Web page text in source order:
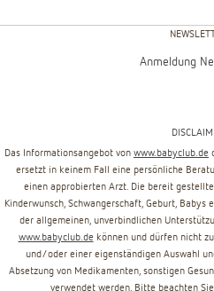
Anmeldung
Das Informationsangebot von www.babyclub.de
ersetzt in keinem Fall eine persönliche
einen approbierten Arzt. Die bereit
Kinderwunsch, Schwangerschaft, Geburt, Babys
der allgemeinen, unverbindlichen
www.babyclub.de können und dürfen nicht
und/oder einer eigenständigen Auswahl
Absetzung von Medikamenten, sonstigen
verwendet werden. Bitte beachten